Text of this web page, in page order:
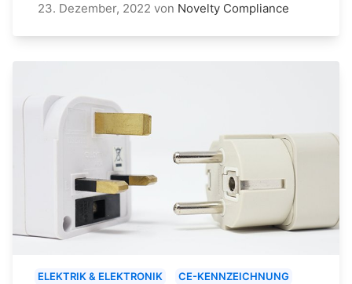
23. Dezember, 2022 von Novelty Compliance
ELEKTRIK & ELEKTRONIK
CE-KENNZEICHNUNG